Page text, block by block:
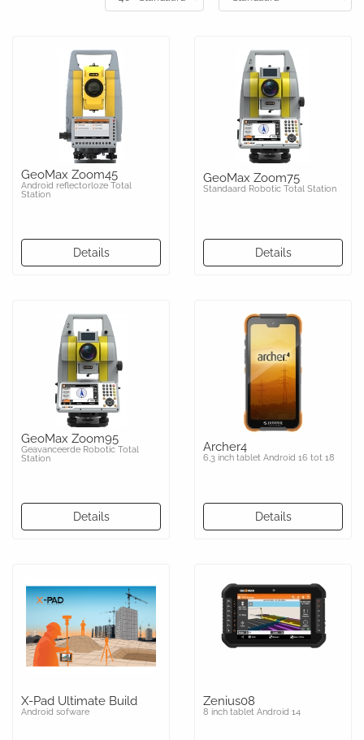
GeoMax Zoom45
Android reflectorloze Total
Station
Details
GeoMax Zoom75
Standaard Robotic Total Station
Details
GeoMax Zoom95
Geavanceerde Robotic Total
Station
Details
Archer4
6,3 inch tablet Android 16 tot 18
Details
X-Pad Ultimate Build
Android sofware
Zenius08
8 inch tablet Android 14